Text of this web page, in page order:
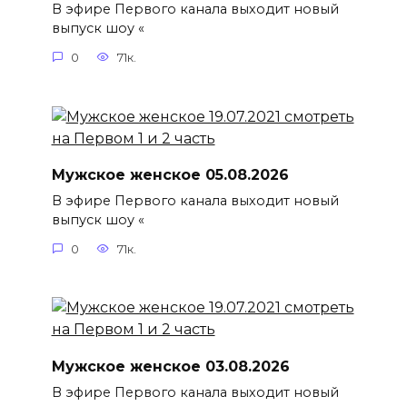
В эфире Первого канала выходит новый
выпуск шоу «
0 71к.
Мужское женское 05.08.2026
В эфире Первого канала выходит новый
выпуск шоу «
0 71к.
Мужское женское 03.08.2026
В эфире Первого канала выходит новый